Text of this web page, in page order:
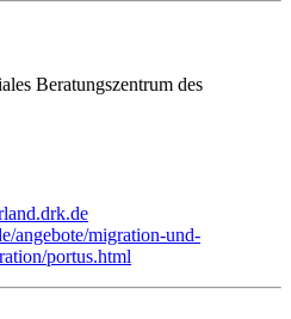
Beratungszentrum des
angebote/migration-und-
portus.html